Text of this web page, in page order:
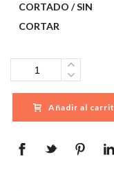
CORTADO / SIN
CORTAR
Cantidad
Añadir al